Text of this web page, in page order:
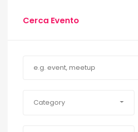
Cerca Evento
Category